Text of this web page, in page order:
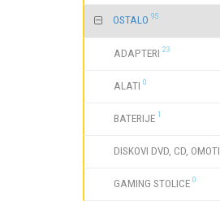
OSTALO 95
ADAPTERI 23
ALATI 0
BATERIJE 1
DISKOVI DVD, CD, OMOTI
GAMING STOLICE 0